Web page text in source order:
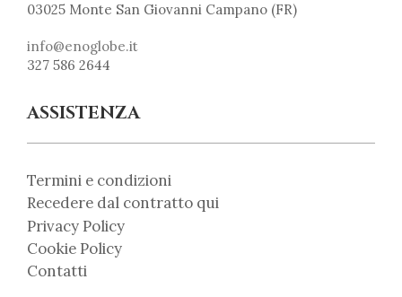
03025 Monte San Giovanni Campano (FR)
info@enoglobe.it
327 586 2644
ASSISTENZA
Termini e condizioni
Recedere dal contratto qui
Privacy Policy
Cookie Policy
Contatti